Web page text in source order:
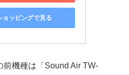
ョッピングで見る
前機種は「Sound Air TW-